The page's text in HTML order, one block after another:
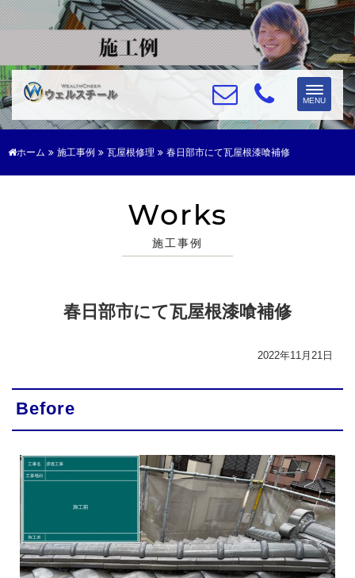
Toggle
MENU
ホーム 施工事例 瓦屋根修理 春日部市にて瓦屋根漆喰補修
Works
施工事例
春日部市にて瓦屋根漆喰補修
2022年11月21日
Before